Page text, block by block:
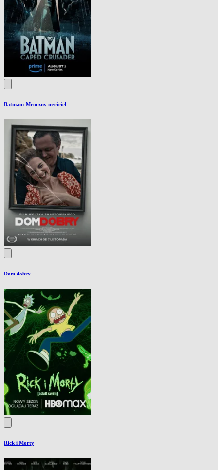
Batman: Mroczny mściciel
Dom dobry
Rick i Morty